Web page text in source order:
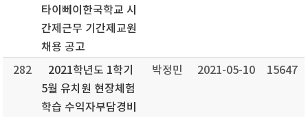
타이뻬이한국학교 시
간제근무 기간제교원
채용 공고
282
2021학년도 1학기
5월 유치원 현장체험
학습 수익자부담경비
박정민 2021-05-10 15647